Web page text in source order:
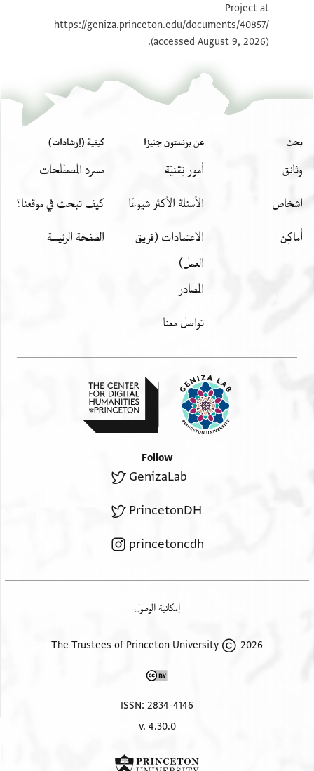
بيان أذونات الصورة
Project at
https://geniza.princeton.edu/documents/40857/
(accessed August 9, 2026).
بحث
وثائق
اشخاص
أَماكِن
عن برنستون جنيزا
أمور تِقنيّة
الأسئلة الأكثر شيوعًا
الاعتمادات (فريق
العمل)
المصادر
تواصل معنا
كيفية (إرشادات)
مسرد المصطلحات
كيف تبحث في موقعنا؟
الصفحة الرئيسة
Follow
GenizaLab
PrincetonDH
princetoncdh
إمكانية الوصول
2026 The Trustees of Princeton University
ISSN: 2834-4146
v. 4.30.0